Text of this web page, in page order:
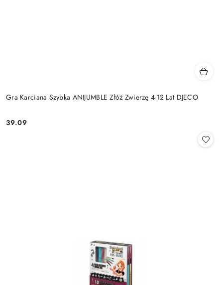
Gra Karciana Szybka ANIJUMBLE Złóż Zwierzę 4-12 Lat DJECO
Cena:
39.09